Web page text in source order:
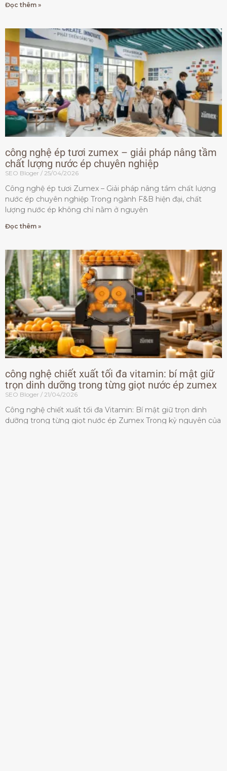
Đọc thêm »
công nghệ ép tươi zumex – giải pháp nâng tầm
chất lượng nước ép chuyên nghiệp
SEO Bloger 25/04/2026
Công nghệ ép tươi Zumex – Giải pháp nâng tầm chất lượng
nước ép chuyên nghiệp Trong ngành F&B hiện đại, chất
lượng nước ép không chỉ nằm ở nguyên
Đọc thêm »
công nghệ chiết xuất tối đa vitamin: bí mật giữ
trọn dinh dưỡng trong từng giọt nước ép zumex
SEO Bloger 21/04/2026
Công nghệ chiết xuất tối đa Vitamin: Bí mật giữ trọn dinh
dưỡng trong từng giọt nước ép Zumex Trong kỷ nguyên của